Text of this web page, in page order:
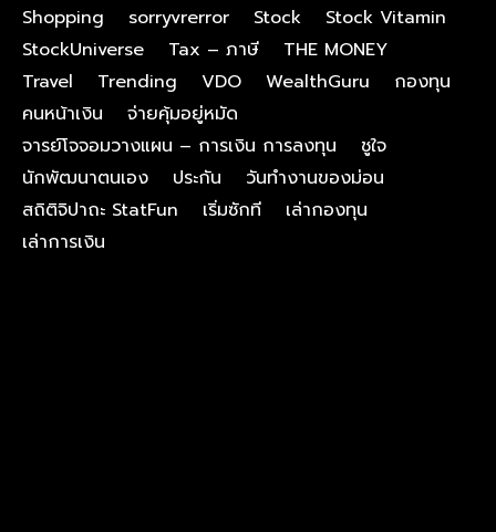
Shopping
sorryvrerror Stock
Stock Vitamin
StockUniverse
Tax – ภาษี
THE MONEY
Travel
Trending VDO WealthGuru
กองทุน
คนหน้าเงิน
จ่ายคุ้มอยู่หมัด
จารย์โจจอมวางแผน – การเงิน การลงทุน
ชูใจ
นักพัฒนาตนเอง
ประกัน
วันทำงานของม่อน
สถิติจิปาถะ StatFun
เริ่มซักที
เล่ากองทุน
เล่าการเงิน